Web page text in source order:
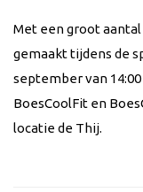
Met een groot
gemaakt tijdens de
september van
BoesCoolFit en
locatie de Thij.